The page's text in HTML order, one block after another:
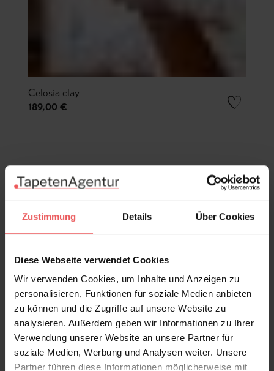
Zustimmung Details Über Cookies
Diese Webseite verwendet Cookies
Wir verwenden Cookies, um Inhalte und Anzeigen zu
personalisieren, Funktionen für soziale Medien anbieten
zu können und die Zugriffe auf unsere Website zu
analysieren. Außerdem geben wir Informationen zu Ihrer
Verwendung unserer Website an unsere Partner für
soziale Medien, Werbung und Analysen weiter. Unsere
Partner führen diese Informationen möglicherweise mit
Celosia clay
189,00 €